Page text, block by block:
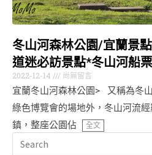
冬山河森林公園/宜蘭景
道迷必訪景點*冬山河船
2022-12-14 尚無留言
宜蘭冬山河森林公園> 又稱為冬
綠色博覽會的場地外，冬山河流
鎮，整座公園佔
全文